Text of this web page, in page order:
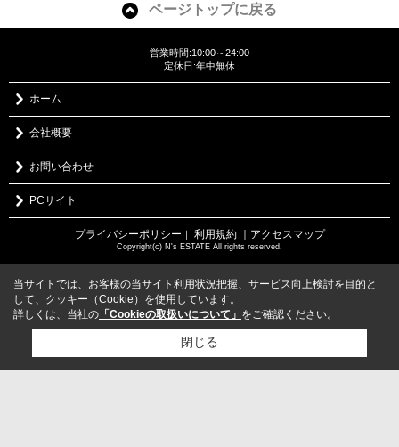
ページトップに戻る
営業時間:10:00～24:00
定休日:年中無休
ホーム
会社概要
お問い合わせ
PCサイト
プライバシーポリシー ｜ 利用規約 ｜アクセスマップ
Copyright(c) N's ESTATE All rights reserved.
当サイトでは、お客様の当サイト利用状況把握、サービス向上検討を目的と
して、クッキー（Cookie）を使用しています。
詳しくは、当社の 「Cookieの取扱いについて」 をご確認ください。
閉じる